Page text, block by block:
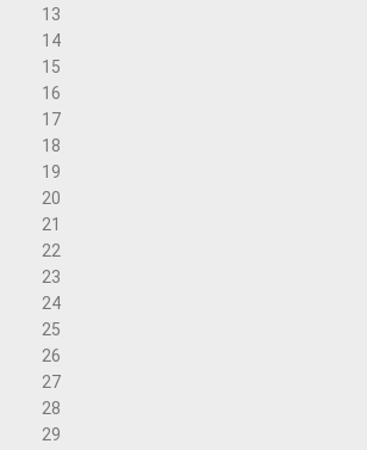
13
14
15
16
17
18
19
20
21
22
23
24
25
26
27
28
29